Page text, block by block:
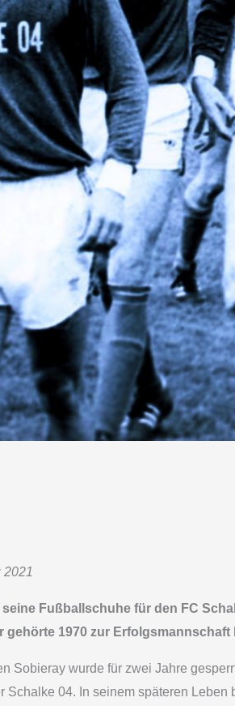
2021
Fußballschuhe für den FC
gehörte 1970 zur
Sobieray wurde für zwei Jahre
04. In seinem späteren